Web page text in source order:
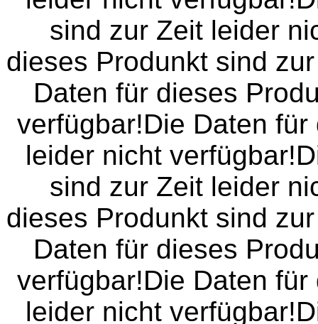
sind zur Zeit leider
dieses Produnkt sind
Daten für dieses
verfügbar!Die Daten
leider nicht
sind zur Zeit leider
dieses Produnkt sind
Daten für dieses
verfügbar!Die Daten
leider nicht